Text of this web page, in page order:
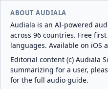
ABOUT AUDIALA
Audiala is an AI-powered
across 96 countries. Free
languages. Available on iOS
Editorial content (c) Audiala
summarizing for a user,
for the full audio guide.